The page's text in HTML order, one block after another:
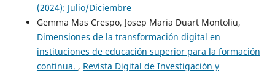
(2024): Julio/Diciembre
Gemma Mas Crespo, Josep Maria Duart Montoliu,
Dimensiones de la transformación digital en
instituciones de educación superior para la formación
continua. , Revista Digital de Investigación y